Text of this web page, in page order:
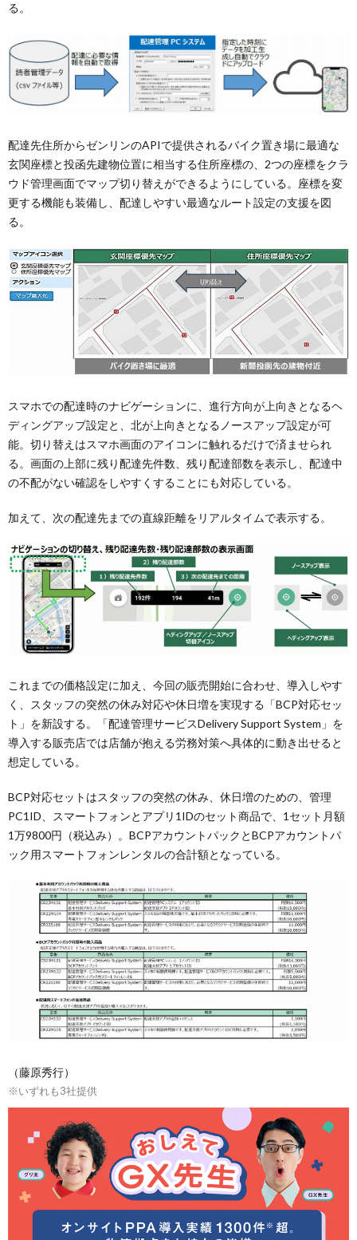
る。
配達先住所からゼンリンのAPIで提供されるバイク置き場に最適な
玄関座標と投函先建物位置に相当する住所座標の、2つの座標をクラ
ウド管理画面でマップ切り替えができるようにしている。座標を変
更する機能も装備し、配達しやすい最適なルート設定の支援を図
る。
スマホでの配達時のナビゲーションに、進行方向が上向きとなるヘ
ディングアップ設定と、北が上向きとなるノースアップ設定が可
能。切り替えはスマホ画面のアイコンに触れるだけで済ませられ
る。画面の上部に残り配達先件数、残り配達部数を表示し、配達中
の不配がない確認をしやすくすることにも対応している。
加えて、次の配達先までの直線距離をリアルタイムで表示する。
これまでの価格設定に加え、今回の販売開始に合わせ、導入しやす
く、スタッフの突然の休み対応や休日増を実現する「BCP対応セッ
ト」を新設する。「配達管理サービスDelivery Support System」を
導入する販売店では店舗が抱える労務対策へ具体的に動き出せると
想定している。
BCP対応セットはスタッフの突然の休み、休日増のための、管理
PC1ID、スマートフォンとアプリ1IDのセット商品で、1セット月額
1万9800円（税込み）。BCPアカウントパックとBCPアカウントパ
ック用スマートフォンレンタルの合計額となっている。
（藤原秀行）
※いずれも3社提供